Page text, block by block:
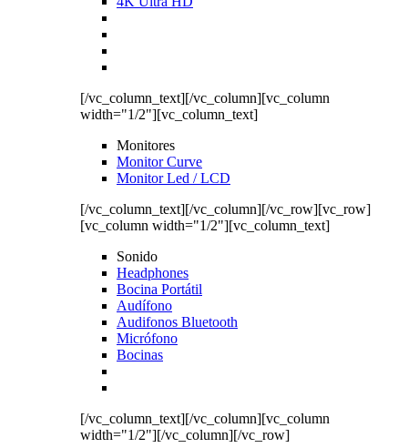
[/vc_column_text][/vc_column][vc_column
width="1/2"][vc_column_text]
Monitores
Monitor Curve
Monitor Led / LCD
[/vc_column_text][/vc_column][/vc_row][vc_row]
[vc_column width="1/2"][vc_column_text]
Sonido
Headphones
Bocina Portátil
Audífono
Audifonos Bluetooth
Micrófono
Bocinas
[/vc_column_text][/vc_column][vc_column
width="1/2"][/vc_column][/vc_row]